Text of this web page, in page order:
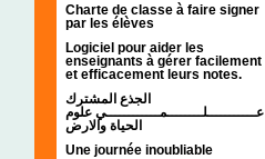
Charte de classe à faire signer
par les élèves
Logiciel pour aider les
enseignants à gérer facilement
et efficacement leurs notes.
الجذع المشترك
عـــــــــــلــــــــمــــــــــــي علوم
الحياة والارض
Une journée inoubliable